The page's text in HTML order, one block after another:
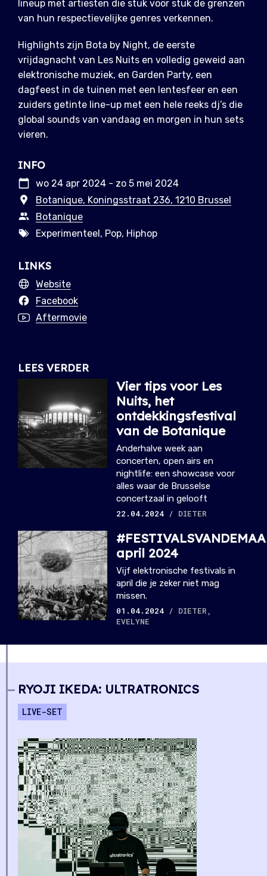
lineup met artiesten die stuk voor stuk de grenzen
van hun respectievelijke genres verkennen.
Highlights zijn Bota by Night, de eerste
vrijdagnacht van Les Nuits en volledig geweid aan
elektronische muziek, en Garden Party, een
dagfeest in de tuinen met een lentesfeer en een
zuiders getinte line-up met een hele reeks dj’s die
global sounds van vandaag en morgen in hun sets
vieren.
INFO
wo 24 apr 2024 - zo 5 mei 2024
Botanique, Koningsstraat 236, 1210 Brussel
Botanique
Experimenteel, Pop, Hiphop
LINKS
Website
Facebook
Aftermovie
LEES VERDER
Vier tips voor Les
Nuits, het
ontdekkingsfestival
van de Botanique
Anderhalve week aan
concerten, open airs en
nightlife: een showcase voor
alles waar de Brusselse
concertzaal in gelooft
22.04.2024 / DIETER
april 2024
Vijf elektronische festivals in
april die je zeker niet mag
missen.
01.04.2024 / DIETER,
EVELYNE
RYOJI IKEDA: ULTRATRONICS
LIVE-SET